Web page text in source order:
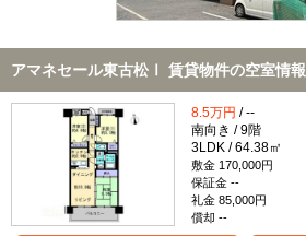
アマネセール東古松Ⅰ 賃貸物件の空室情報
8.5万円 / --
南向き / 9階
3LDK / 64.38㎡
敷金 170,000円
保証金 --
礼金 85,000円
償却 --